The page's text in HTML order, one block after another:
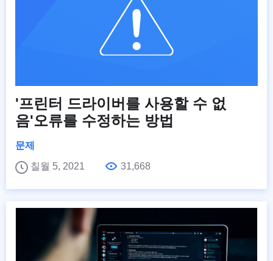
'프린터 드라이버를 사용할 수 없
음'오류를 수정하는 방법
문제
칠월 5, 2021
31,668